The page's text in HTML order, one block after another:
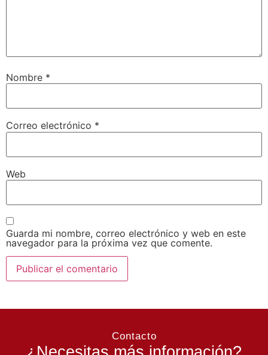
Nombre *
Correo electrónico *
Web
Guarda mi nombre, correo electrónico y web en este
navegador para la próxima vez que comente.
Contacto